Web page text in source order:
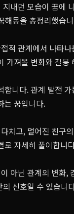
내던 모습이 꿈에
해몽을 총정리했습
적 관계에서 나타
가져올 변화와 길몽
니다. 관계 발전
는 꿈입니다.
치고, 멀어진 친구
로 자세히 풀이합니
아닌 관계의 변화,
신호일 수 있습니